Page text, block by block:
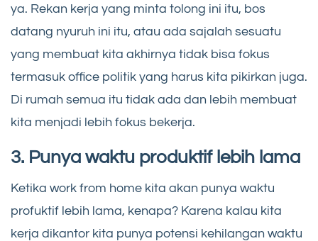
ya. Rekan kerja yang minta tolong ini itu, bos
datang nyuruh ini itu, atau ada sajalah sesuatu
yang membuat kita akhirnya tidak bisa fokus
termasuk office politik yang harus kita pikirkan juga.
Di rumah semua itu tidak ada dan lebih membuat
kita menjadi lebih fokus bekerja.
3. Punya waktu produktif lebih lama
Ketika work from home kita akan punya waktu
profuktif lebih lama, kenapa? Karena kalau kita
kerja dikantor kita punya potensi kehilangan waktu